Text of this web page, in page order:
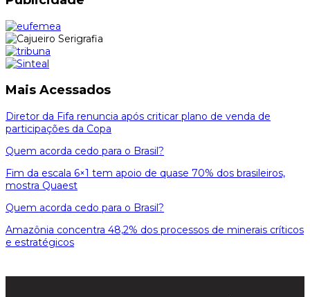
Mais Acessados
Diretor da Fifa renuncia após criticar plano de venda de
participações da Copa
Quem acorda cedo para o Brasil?
Fim da escala 6×1 tem apoio de quase 70% dos brasileiros,
mostra Quaest
Quem acorda cedo para o Brasil?
Amazônia concentra 48,2% dos processos de minerais críticos
e estratégicos